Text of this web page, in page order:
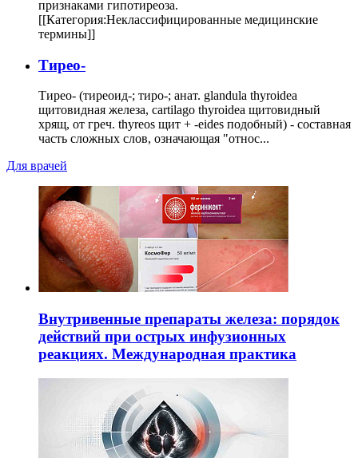
признаками гипотиреоза.
[[Категория:Неклассифицированные медицинские
термины]]
Тирео-
Тирео- (тиреоид-; тиро-; анат. glandula thyroidea
щитовидная железа, cartilago thyroidea щитовидный
хрящ, от греч. thyreos щит + -eides подобный) - составная
часть сложных слов, означающая "относ...
Для врачей
Внутривенные препараты железа: порядок
действий при острых инфузионных
реакциях. Международная практика